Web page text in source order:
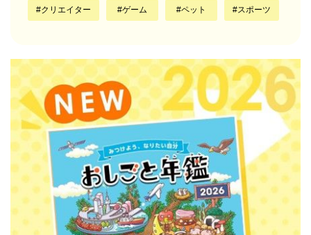
クリエイター ゲーム ペット スポーツ